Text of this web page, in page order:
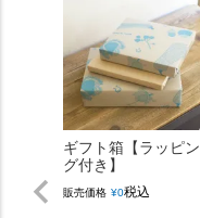
ギフト箱【ラッピン
グ付き】
販売価格 ¥0税込